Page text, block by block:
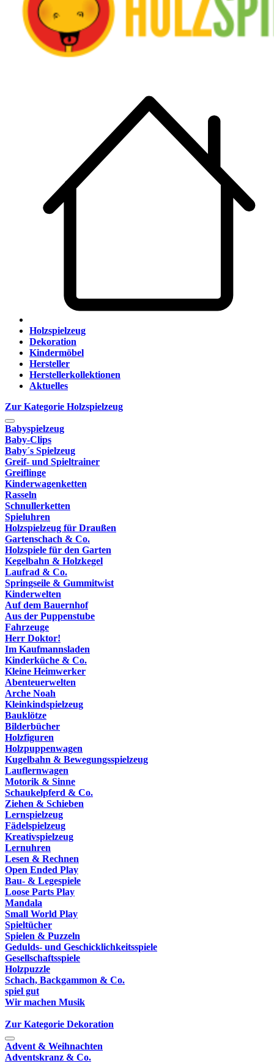
Holzspielzeug
Dekoration
Kindermöbel
Hersteller
Herstellerkollektionen
Aktuelles
Zur Kategorie Holzspielzeug
Babyspielzeug
Baby-Clips
Baby´s Spielzeug
Greif- und Spieltrainer
Greiflinge
Kinderwagenketten
Rasseln
Schnullerketten
Spieluhren
Holzspielzeug für Draußen
Gartenschach & Co.
Holzspiele für den Garten
Kegelbahn & Holzkegel
Laufrad & Co.
Springseile & Gummitwist
Kinderwelten
Auf dem Bauernhof
Aus der Puppenstube
Fahrzeuge
Herr Doktor!
Im Kaufmannsladen
Kinderküche & Co.
Kleine Heimwerker
Abenteuerwelten
Arche Noah
Kleinkindspielzeug
Bauklötze
Bilderbücher
Holzfiguren
Holzpuppenwagen
Kugelbahn & Bewegungsspielzeug
Lauflernwagen
Motorik & Sinne
Schaukelpferd & Co.
Ziehen & Schieben
Lernspielzeug
Fädelspielzeug
Kreativspielzeug
Lernuhren
Lesen & Rechnen
Open Ended Play
Bau- & Legespiele
Loose Parts Play
Mandala
Small World Play
Spieltücher
Spielen & Puzzeln
Gedulds- und Geschicklichkeitsspiele
Gesellschaftsspiele
Holzpuzzle
Schach, Backgammon & Co.
spiel gut
Wir machen Musik
Zur Kategorie Dekoration
Advent & Weihnachten
Adventskranz & Co.